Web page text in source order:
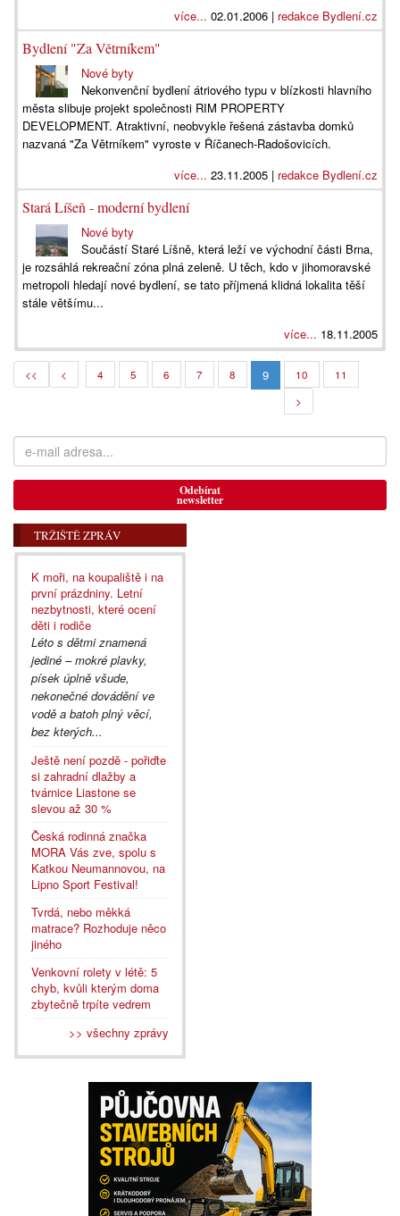
více... 02.01.2006 | redakce Bydlení.cz
Bydlení "Za Větrníkem"
Nové byty
Nekonvenční bydlení átriového typu v blízkosti hlavního
města slibuje projekt společnosti RIM PROPERTY
DEVELOPMENT. Atraktivní, neobvykle řešená zástavba domků
nazvaná "Za Větrníkem" vyroste v Říčanech-Radošovicích.
více... 23.11.2005 | redakce Bydlení.cz
Stará Líšeň - moderní bydlení
Nové byty
Součástí Staré Líšně, která leží ve východní části Brna,
je rozsáhlá rekreační zóna plná zeleně. U těch, kdo v jihomoravské
metropoli hledají nové bydlení, se tato příjmená klidná lokalita těší
stále většímu...
více... 18.11.2005
<< < 4 5 6 7 8 9 10
11
>
Odebírat
newsletter
TRŽIŠTĚ ZPRÁV
K moři, na koupaliště i na
první prázdniny. Letní
nezbytnosti, které ocení
děti i rodiče
Léto s dětmi znamená
jediné – mokré plavky,
písek úplně všude,
nekonečné dovádění ve
vodě a batoh plný věcí,
bez kterých...
Ještě není pozdě - pořiďte
si zahradní dlažby a
tvárnice Liastone se
slevou až 30 %
Česká rodinná značka
MORA Vás zve, spolu s
Katkou Neumannovou, na
Lipno Sport Festival!
Tvrdá, nebo měkká
matrace? Rozhoduje něco
jiného
Venkovní rolety v létě: 5
chyb, kvůli kterým doma
zbytečně trpíte vedrem
>> všechny zprávy